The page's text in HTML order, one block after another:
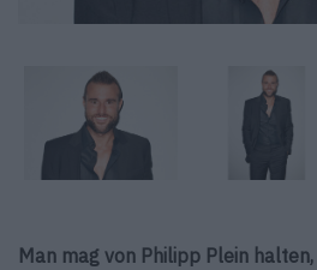
Man mag von Philipp Plein